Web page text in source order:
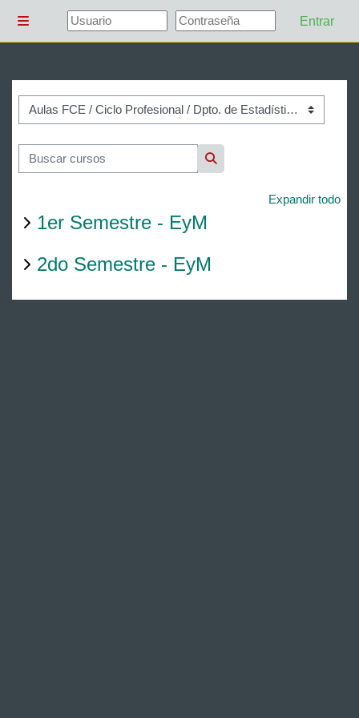
Panel lateral
Entrar
Categorías
Buscar cursos
Expandir todo
1er Semestre - EyM
2do Semestre - EyM